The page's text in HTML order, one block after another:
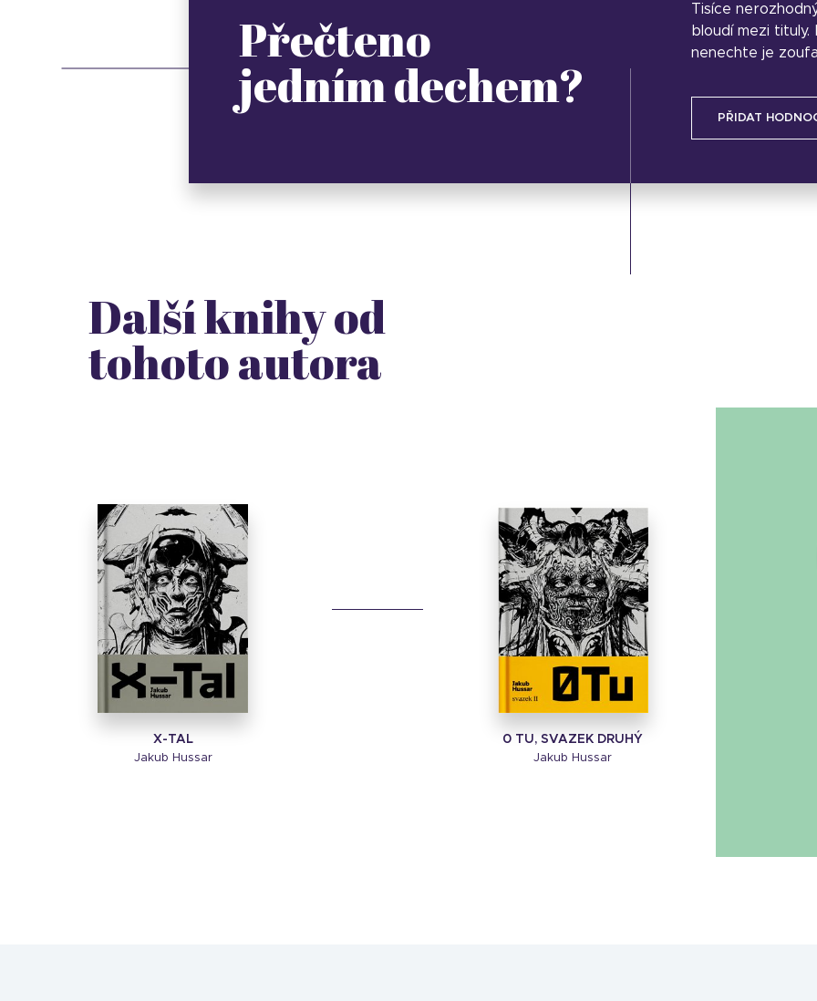
Přečteno
jedním dechem?
Tisíce
bloudí mezi
nenechte je
PŘIDAT
Další knihy od
tohoto autora
X-TAL
Jakub Hussar
0 TU, SVAZEK DRUHÝ
Jakub Hussar